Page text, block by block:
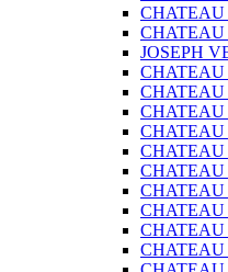
JOSEPH
CHATEAU
CHATEAU
CHATEAU
CHATEAU
CHATEAU